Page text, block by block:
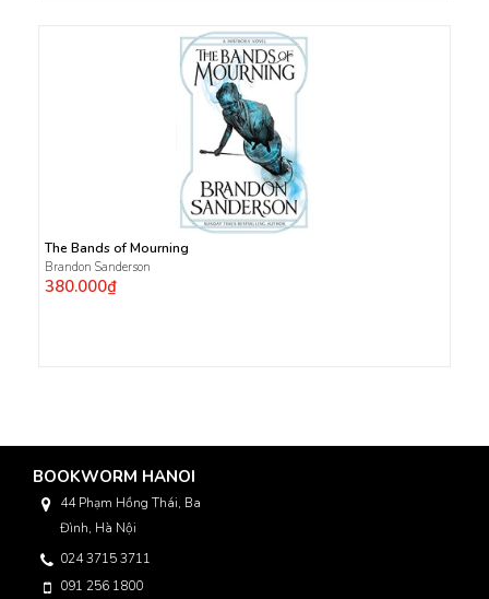
The Bands of Mourning
Brandon Sanderson
380.000₫
BOOKWORM HANOI
44 Phạm Hồng Thái, Ba
Đình, Hà Nội
024 3715 3711
091 256 1800